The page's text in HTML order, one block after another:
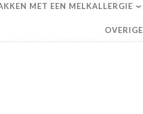
MET EEN MELKALLERGIE
OVERIGE